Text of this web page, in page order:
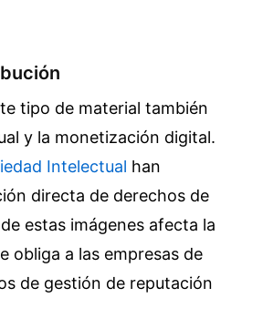
tipo de material también
y la monetización digital.
Intelectual han
directa de derechos de
estas imágenes afecta la
obliga a las empresas de
de gestión de reputación